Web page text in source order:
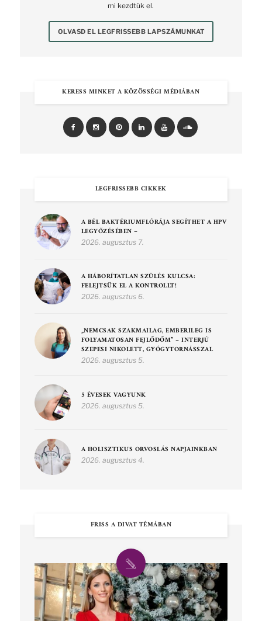
mi kezdtük el.
OLVASD EL LEGFRISSEBB LAPSZÁMUNKAT
KERESS MINKET A KÖZÖSSÉGI MÉDIÁBAN
LEGFRISSEBB CIKKEK
A BÉL BAKTÉRIUMFLÓRÁJA SEGÍTHET A HPV
LEGYŐZÉSÉBEN –
2026. augusztus 7.
A HÁBORÍTATLAN SZÜLÉS KULCSA:
FELEJTSÜK EL A KONTROLLT!
2026. augusztus 6.
„NEMCSAK SZAKMAILAG, EMBERILEG IS
FOLYAMATOSAN FEJLŐDŐM” – INTERJÚ
SZEPESI NIKOLETT, GYÓGYTORNÁSSZAL
2026. augusztus 5.
5 ÉVESEK VAGYUNK
2026. augusztus 5.
A HOLISZTIKUS ORVOSLÁS NAPJAINKBAN
2026. augusztus 4.
FRISS A DIVAT TÉMÁBAN